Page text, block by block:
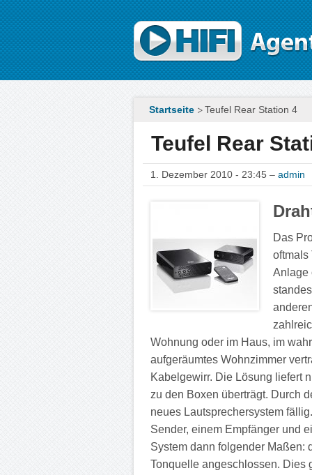
Direkt zum Inhalt
Startseite Teufel Rear Station 4
Teufel Rear
1. Dezember 2010 - 23:45 –admin
Das
oftmals
Anlage
Wohnung oder im Haus, im
aufgeräumtes Wohnzimmer
Kabelgewirr. Die Lösung liefert
zu den Boxen überträgt. Durch
neues Lautsprechersystem
Sender, einem Empfänger und
System dann folgender Maßen:
Tonquelle angeschlossen. Dies